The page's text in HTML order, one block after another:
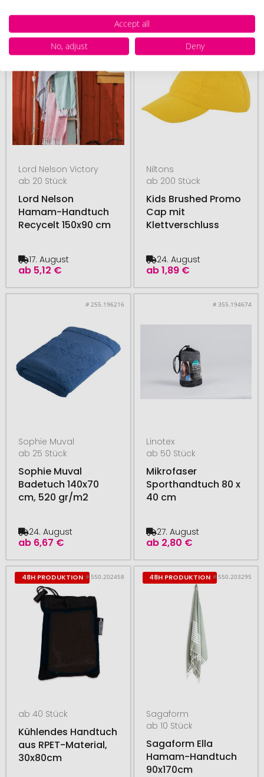
48H PRODUKTION # 550.203526
Lord Nelson Victory
ab 20 Stück
Lord Nelson
Hamam-Handtuch
Recycelt 150x90 cm
ab 5,12 €
17. August
# 255.195234
Niltons
ab 200 Stück
Kids Brushed Promo
Cap mit
Klettverschluss
ab1,89 €
24. August
# 255.196216
Sophie Muval
ab 25 Stück
Sophie Muval
Badetuch 140x70
cm, 520 gr/m2
ab 6,67 €
24. August
# 355.194674
Linotex
ab 50 Stück
Mikrofaser
Sporthandtuch 80 x
40 cm
ab 2,80 €
27. August
48H PRODUKTION # 550.202458
ab 40 Stück
Kühlendes Handtuch
aus RPET-Material,
30x80cm
48H PRODUKTION # 550.203295
Sagaform
ab 10 Stück
Sagaform Ella
Hamam-Handtuch
90x170cm
Accept all
No, adjust
Deny